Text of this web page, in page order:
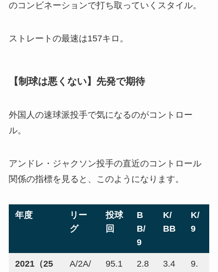
のコンビネーションで打ち取っていくスタイル。
ストレートの最速は157キロ。
【制球は悪くない】先発で期待
外国人の速球派投手で気になるのがコントロー
ル。
アンドレ・ジャクソン投手の直近のコントロール
関係の指標を見ると、このようになります。
年度
リー
グ
投球
回
B
B/
9
K/
BB
K/
9
2021（25
A/2A/
95.1 2.8
3.4
9.